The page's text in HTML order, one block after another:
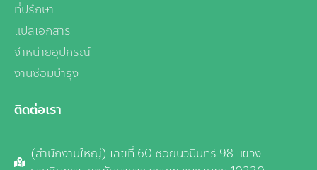
ที่ปรึกษา
แปลเอกสาร
จำหน่ายอุปกรณ์
งานซ่อมบำรุง
ติดต่อเรา
(สำนักงานใหญ่) เลขที่ 60 ซอยนวมินทร์ 98 แขวง